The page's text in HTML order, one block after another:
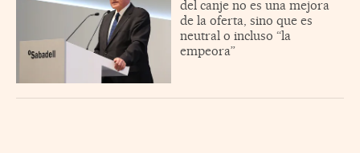
del canje no es una mejora
de la oferta, sino que es
neutral o incluso “la
empeora”